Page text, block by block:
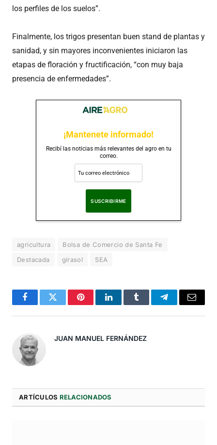
los perfiles de los suelos”.
Finalmente, los trigos presentan buen stand de plantas y
sanidad, y sin mayores inconvenientes iniciaron las
etapas de floración y fructificación, “con muy baja
presencia de enfermedades”.
¡Mantenete informado!
Recibí las noticias más relevantes del agro en tu
correo.
agricultura
Bolsa de Comercio de Santa Fe
Destacada
girasol SEA
FacebookTwitter PinterestLinkedInTumblr TelegramCorreo
JUAN MANUEL FERNÁNDEZ
ARTÍCULOS RELACIONADOS